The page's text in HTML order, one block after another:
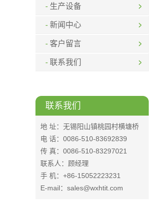
生产设备
新闻中心
客户留言
联系我们
联系我们
地 址：无锡阳山镇桃园村横塘桥
电 话：0086-510-83692839
传 真：0086-510-83297021
联系人：顾经理
手 机：+86-15052223231
E-mail：sales@wxhtit.com